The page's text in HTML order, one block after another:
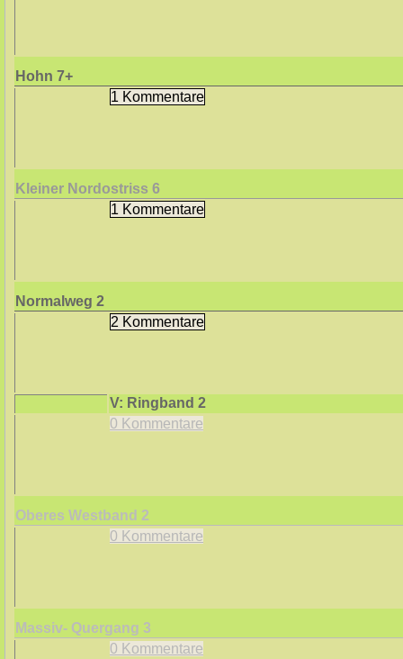
Hohn 7+
1 Kommentare
Kleiner Nordostriss 6
1 Kommentare
Normalweg 2
2 Kommentare
V: Ringband 2
0 Kommentare
Oberes Westband 2
0 Kommentare
Massiv- Quergang 3
0 Kommentare